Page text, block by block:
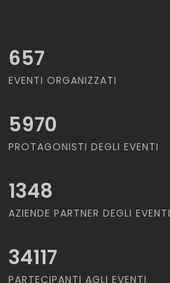
657
EVENTI ORGANIZZATI
5970
PROTAGONISTI DEGLI EVENTI
1348
AZIENDE PARTNER DEGLI EVENTI
34117
PARTECIPANTI AGLI EVENTI